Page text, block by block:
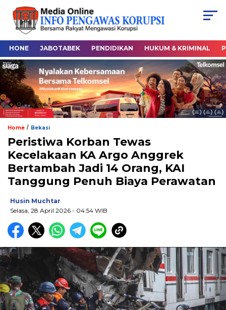
HONE JABOTABEK PENDIDIKAN HUKUM & KRIMINAL
Home / Bekasi
Peristiwa Korban Tewas
Kecelakaan KA Argo Anggrek
Bertambah Jadi 14 Orang, KAI
Tanggung Penuh Biaya Perawatan
Husin Muchtar
Selasa, 28 April 2026 - 04:54 WIB